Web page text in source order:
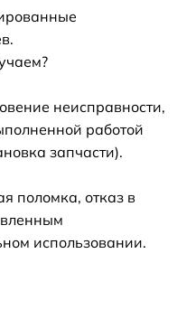
неисправности,
работой
запчасти).
поломка, отказ в
использовании.